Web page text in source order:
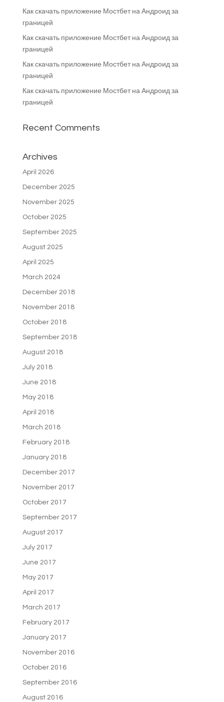
Как скачать приложение Мостбет на Андроид за
границей
Как скачать приложение Мостбет на Андроид за
границей
Как скачать приложение Мостбет на Андроид за
границей
Как скачать приложение Мостбет на Андроид за
границей
Recent Comments
Archives
April 2026
December 2025
November 2025
October 2025
September 2025
August 2025
April 2025
March 2024
December 2018
November 2018
October 2018
September 2018
August 2018
July 2018
June 2018
May 2018
April 2018
March 2018
February 2018
January 2018
December 2017
November 2017
October 2017
September 2017
August 2017
July 2017
June 2017
May 2017
April 2017
March 2017
February 2017
January 2017
November 2016
October 2016
September 2016
August 2016